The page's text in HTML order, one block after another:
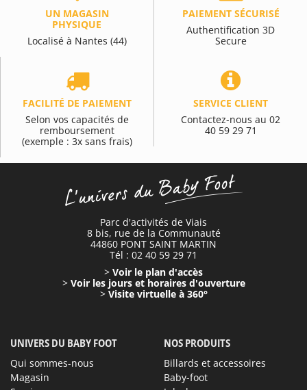
UN MAGASIN
PHYSIQUE
Localisé à Nantes (44)
PAIEMENT SÉCURISÉ
Authentification 3D
Secure
FACILITÉ DE PAIEMENT
Selon vos capacités de
remboursement
(exemple : 3x sans frais)
SERVICE CLIENT
Contactez-nous au 02
40 59 29 71
Parc d'activités de Viais
8 bis, rue de la Communauté
44860 PONT SAINT MARTIN
Tél : 02 40 59 29 71
> Voir le plan d'accès
> Voir les jours et horaires d'ouverture
> Visite virtuelle à 360°
UNIVERS DU BABY FOOT
Qui sommes-nous
Magasin
NOS PRODUITS
Billards et accessoires
Baby-foot